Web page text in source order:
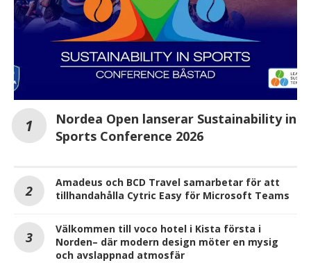
Nordea Open lanserar Sustainability in
Sports Conference 2026
Amadeus och BCD Travel samarbetar för att
tillhandahålla Cytric Easy för Microsoft Teams
Välkommen till voco hotel i Kista första i
Norden– där modern design möter en mysig
och avslappnad atmosfär